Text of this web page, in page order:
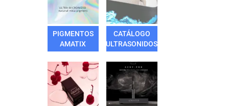
PIGMENTOS
AMATIX
CATÁLOGO
ULTRASONIDOS